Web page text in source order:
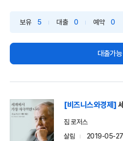
보유 5 대출 0 예약 0
대출가능
[비즈니스와경제]
짐 로저스
살림
2019-05-27